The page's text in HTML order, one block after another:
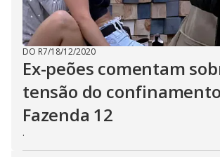
DO R7/18/12/2020
Ex-peões comentam
tensão do
Fazenda 12
.